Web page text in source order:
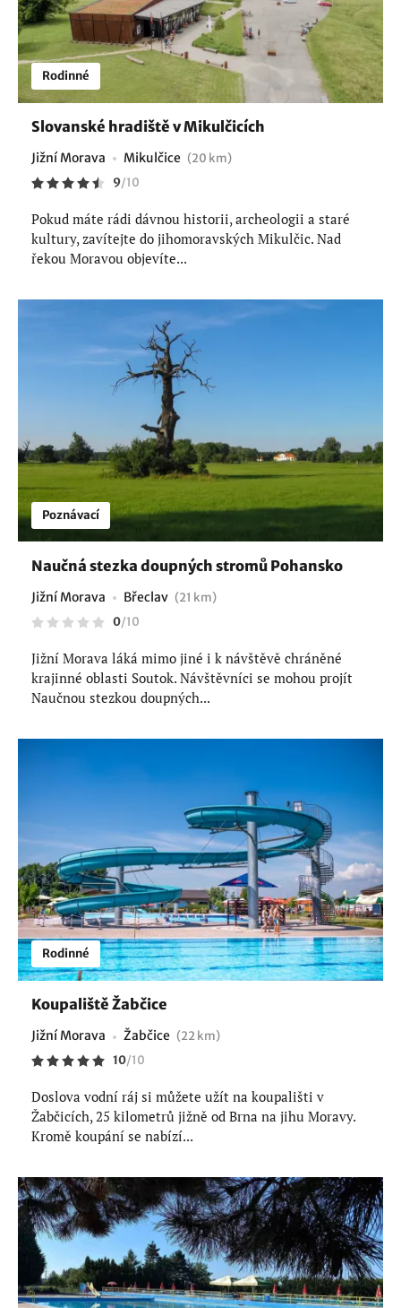
Rodinné
Slovanské hradiště v Mikulčicích
Jižní Morava Mikulčice (20 km)
9/10
Pokud máte rádi dávnou historii, archeologii a staré
kultury, zavítejte do jihomoravských Mikulčic. Nad
řekou Moravou objevíte...
Poznávací
Naučná stezka doupných stromů Pohansko
Jižní Morava Břeclav (21 km)
0/10
Jižní Morava láká mimo jiné i k návštěvě chráněné
krajinné oblasti Soutok. Návštěvníci se mohou projít
Naučnou stezkou doupných...
Rodinné
Koupaliště Žabčice
Jižní Morava Žabčice (22 km)
10/10
Doslova vodní ráj si můžete užít na koupališti v
Žabčicích, 25 kilometrů jižně od Brna na jihu Moravy.
Kromě koupání se nabízí...